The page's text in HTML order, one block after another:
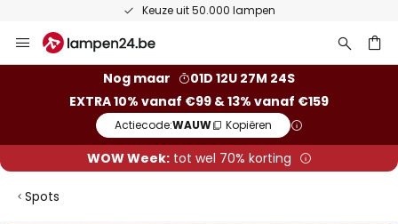
Keuze uit 50.000 lampen
naar
Nog maar
01D 12U 27M 23S
EXTRA 10% vanaf €99 & 13% vanaf €159
Actiecode:WAUW Kopiëren
WOW Week:tot wel 70% korting
Spots